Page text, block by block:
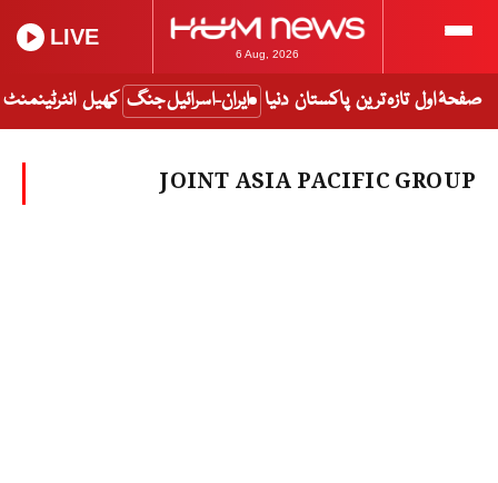
6 Aug, 2026
LIVE
صفحۂ اول تازہ ترین پاکستان دنیا ایران-اسرائیل جنگ کھیل انٹرٹینمنٹ
JOINT ASIA PACIFIC GROUP